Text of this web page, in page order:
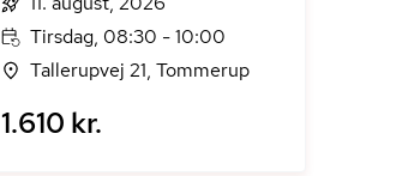
Tirsdag, 08:30 - 10:00
Tallerupvej 21, Tommerup
1.610 kr.